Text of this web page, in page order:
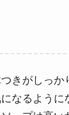
きがしっか
なるように